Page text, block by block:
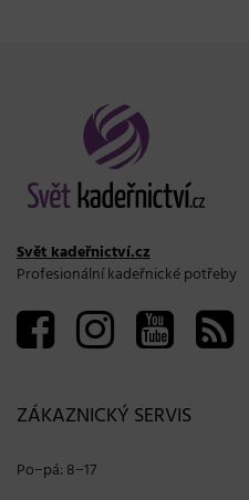
Svět kadeřnictví.cz
Profesionální kadeřnické potřeby
ZÁKAZNICKÝ SERVIS
Po−pá: 8−17